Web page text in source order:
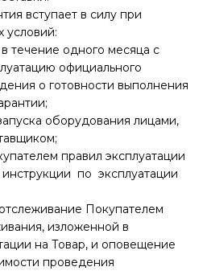
вступает в силу при
условий:
течение одного месяца с
официального
о готовности выполнения
оборудования лицами,
правил эксплуатации
по эксплуатации
Покупателем
изложенной в
на Товар, и оповещение
проведения